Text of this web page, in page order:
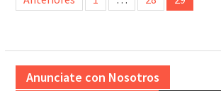
de
Anunciate con Nosotros